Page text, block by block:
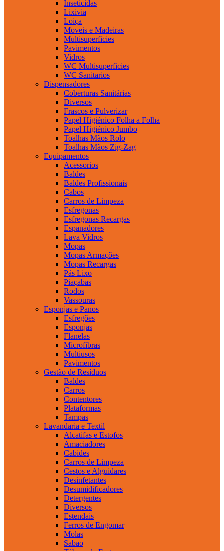
Inseticidas
Lixivia
Loiça
Moveis e Madeiras
Multisuperficies
Pavimentos
Vidros
WC Multisuperficies
WC Sanitarios
Dispensadores
Coberturas Sanitárias
Diversos
Frascos e Pulverizar
Papel Higiénico Folha a Folha
Papel Higiénico Jumbo
Toalhas Mãos Rolo
Toalhas Mãos Zig-Zag
Equipamentos
Acessorios
Baldes
Baldes Profissionais
Cabos
Carros de Limpeza
Esfregonas
Esfregonas Recargas
Espanadores
Lava Vidros
Mopas
Mopas Armações
Mopas Recargas
Pás Lixo
Piaçabas
Rodos
Vassouras
Esponjas e Panos
Esfregões
Esponjas
Flanelas
Microfibras
Multiusos
Pavimentos
Gestão de Resíduos
Baldes
Carros
Contentores
Plataformas
Tampas
Lavandaria e Textil
Alcatifas e Estofos
Amaciadores
Cabides
Carros de Limpeza
Cestos e Alguidares
Desinfetantes
Desumidificadores
Detergentes
Diversos
Estendais
Ferros de Engomar
Molas
Sabao